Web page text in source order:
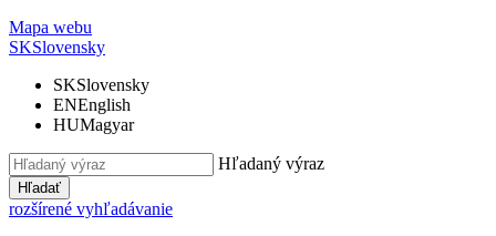
Mapa webu
SKSlovensky
SKSlovensky
ENEnglish
HUMagyar
Hľadaný výraz
Hľadať
rozšírené vyhľadávanie